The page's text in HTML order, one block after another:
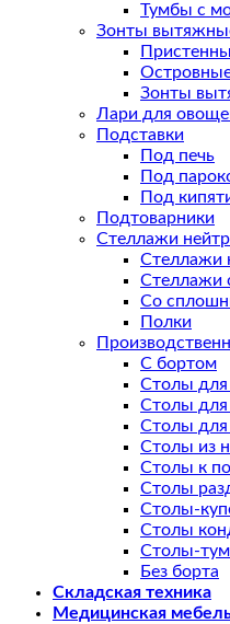
Тумбы с
Зонты
Зонты
Лари для
Подставки
Под печь
Под
Под
Подтоварники
Стеллажи
Стеллажи
Стеллажи
Со
Полки
С бортом
Столы
Столы
Столы для
Столы из
Столы к
Столы
Столы-
Столы
Столы-
Без борта
Складская техника
Медицинская